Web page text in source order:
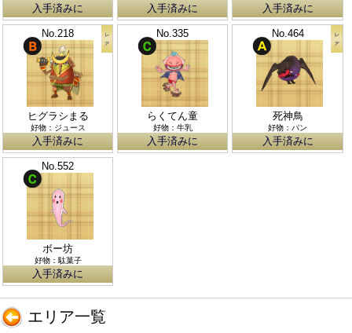
入手済みに 入手済みに 入手済みに
No.218
ヒグラシまる
好物：ジュース
入手済みに
No.335
らくてん童
好物：牛乳
入手済みに
No.464
死神鳥
好物：パン
入手済みに
No.552
ボー坊
好物：駄菓子
入手済みに
エリア一覧